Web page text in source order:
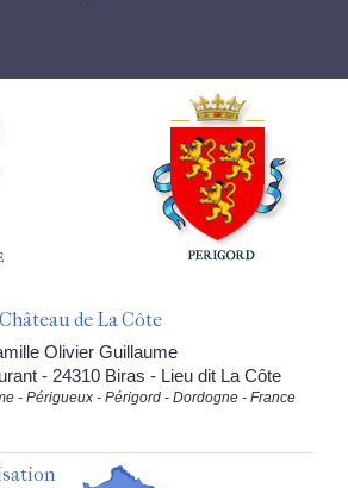
Château de La Côte
Olivier Guillaume
- 24310 Biras - Lieu dit La Côte
- Périgueux - Périgord - Dordogne - France